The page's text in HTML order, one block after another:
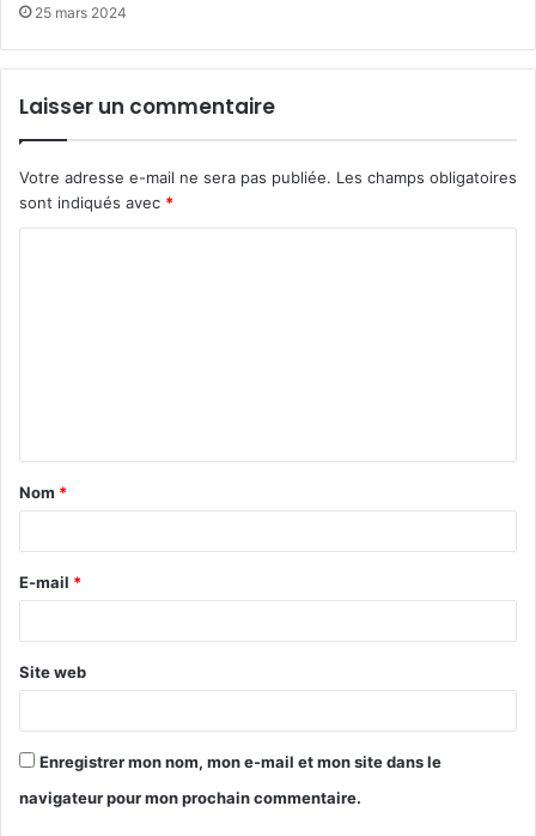
25 mars 2024
Laisser un commentaire
Votre adresse e-mail ne sera pas publiée. Les champs obligatoires
sont indiqués avec *
t
a
e
*
Nom *
E-mail *
Site web
Enregistrer mon nom, mon e-mail et mon site dans le
navigateur pour mon prochain commentaire.